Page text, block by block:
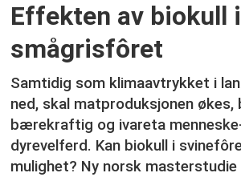
Effekten av biokull i
smågrisfôret
Samtidig som klimaavtrykket i
ned, skal matproduksjonen økes,
bærekraftig og ivareta
dyrevelferd. Kan biokull i
mulighet? Ny norsk